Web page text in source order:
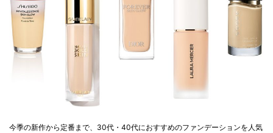
今季の新作から定番まで、30代・40代におすすめのファンデーションを人気